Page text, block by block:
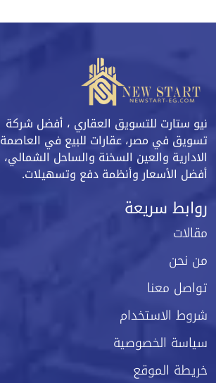
نيو ستارت للتسويق العقاري ، أفضل شركة
تسويق في مصر، عقارات للبيع في العاصمة
الادارية والعين السخنة والساحل الشمالي،
أفضل الأسعار وأنظمة دفع وتسهيلات.
روابط سريعة
مقالات
من نحن
تواصل معنا
شروط الاستخدام
سياسة الخصوصية
خريطة الموقع